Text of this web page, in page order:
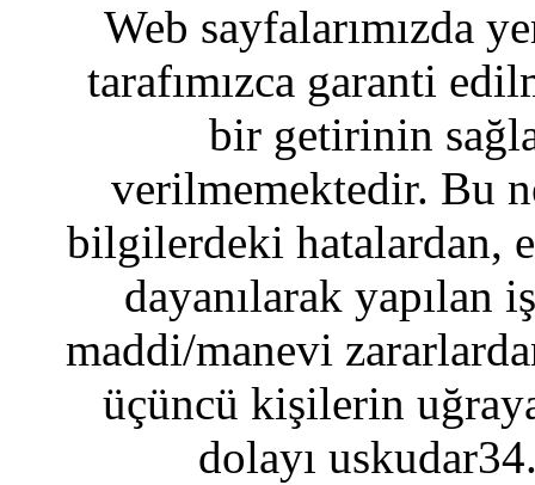
Web sayfalarımızda
tarafımızca garanti
bir getirinin
verilmemektedir. Bu
bilgilerdeki hatalardan,
dayanılarak yapılan
maddi/manevi
üçüncü kişilerin
dolayı